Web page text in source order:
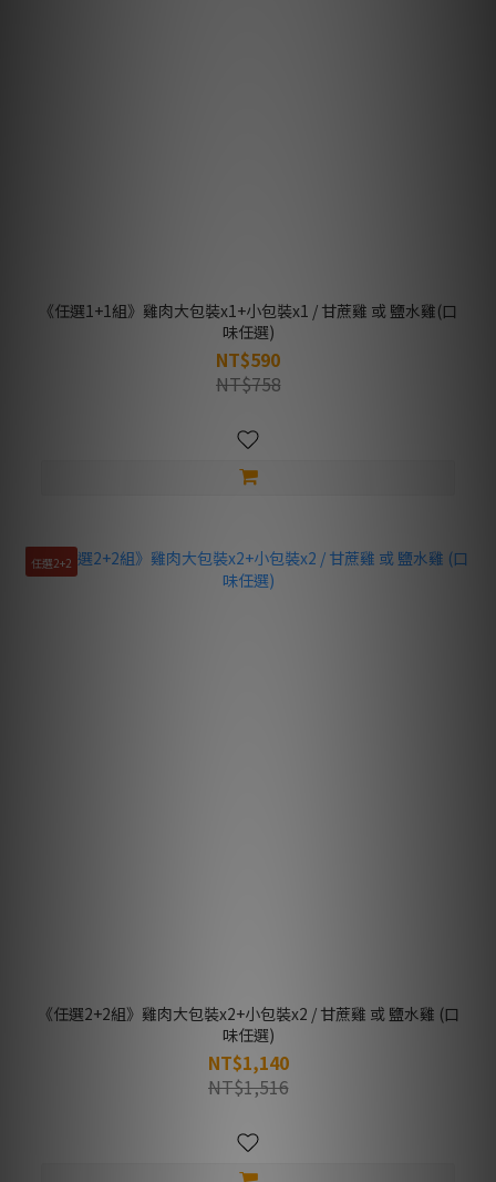
《任選1+1組》雞肉大包裝x1+小包裝x1 / 甘蔗雞 或 鹽水雞(口
味任選)
NT$590
NT$758
任選2+2
《任選2+2組》雞肉大包裝x2+小包裝x2 / 甘蔗雞 或 鹽水雞 (口
味任選)
NT$1,140
NT$1,516